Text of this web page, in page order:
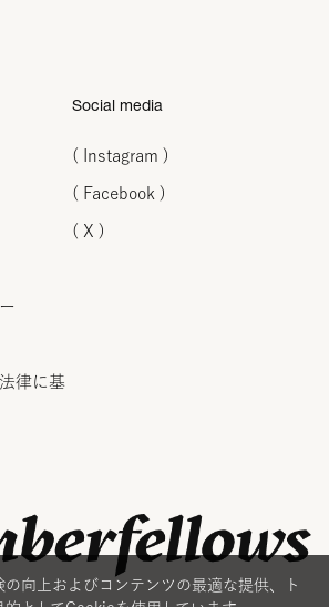
律に 基
Social media
( Instagram )
( Facebook )
( X )
の向上およびコンテンツの最適な提供、ト